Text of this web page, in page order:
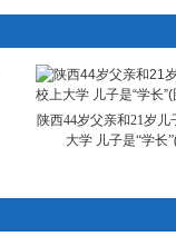
陕西44岁父亲和21岁儿
大学 儿子是“学长